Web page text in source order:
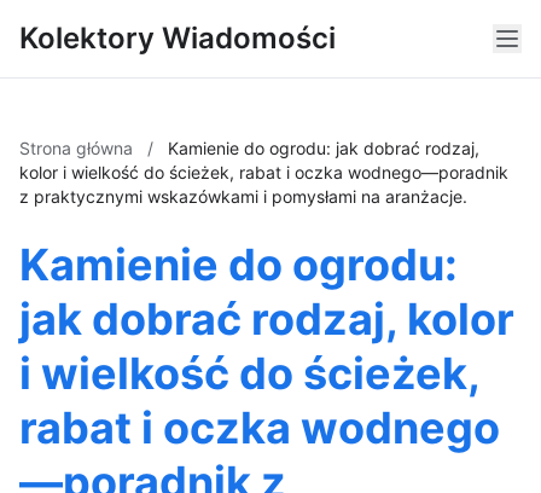
Kolektory Wiadomości
Strona główna /
Kamienie do ogrodu: jak dobrać rodzaj,
kolor i wielkość do ścieżek, rabat i oczka wodnego—poradnik
z praktycznymi wskazówkami i pomysłami na aranżacje.
Kamienie do ogrodu:
jak dobrać rodzaj, kolor
i wielkość do ścieżek,
rabat i oczka wodnego
—poradnik z